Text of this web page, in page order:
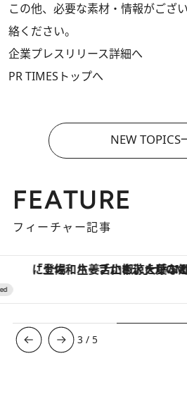
この他、必要な素材・情報がござ
絡ください。
企業プレスリリース詳細へ
PR TIMESトップへ
NEW TOPICS
FEATURE
フィーチャー記事
「土佐和ハーブかき氷」がOMO7高知に登場！生姜、山椒、大葉な
3 / 5